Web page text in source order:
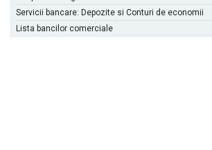
Servicii bancare: Depozite si Conturi de economii
Lista bancilor comerciale